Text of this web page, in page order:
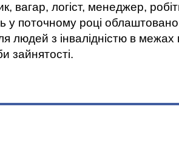
вагар, логіст, менеджер,
у поточному році
людей з інвалідністю в межах
зайнятості.